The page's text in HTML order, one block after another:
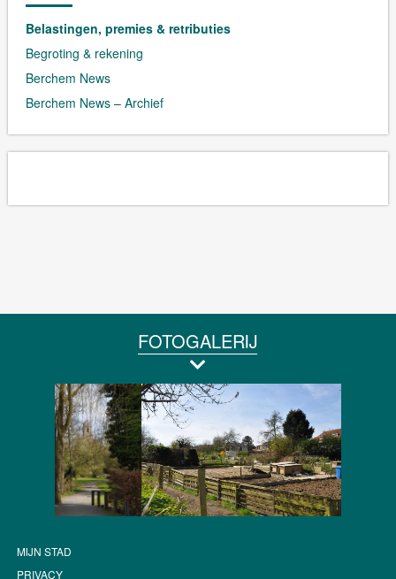
Belastingen, premies & retributies
Begroting & rekening
Berchem News
Berchem News – Archief
FOTOGALERIJ
MIJN STAD
PRIVACY